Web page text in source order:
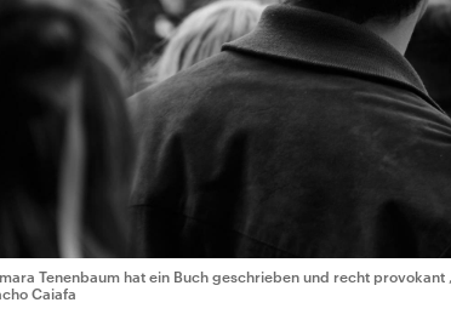
Tenenbaum hat ein Buch geschrieben und recht provokant
Caiafa